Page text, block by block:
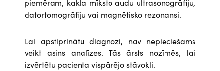
piemēram, kakla mīksto audu ultrasonogrāfiju,
datortomogrāfiju vai magnētisko rezonansi.
Lai apstiprinātu diagnozi, nav nepieciešams
veikt asins analīzes. Tās ārsts nozīmēs, lai
izvērtētu pacienta vispārējo stāvokli.